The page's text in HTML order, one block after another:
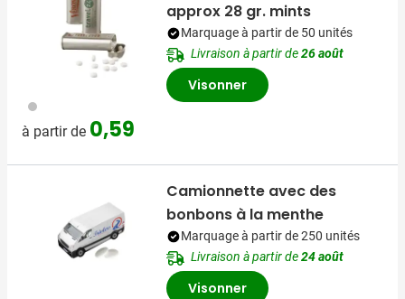
032
à partir de 0,59
approx 28 gr. mints
Marquage à partir de 50 unités
Livraison à partir de26 août
Visonner
Camionnette avec des
bonbons à la menthe
Marquage à partir de 250 unités
Livraison à partir de24 août
Visonner